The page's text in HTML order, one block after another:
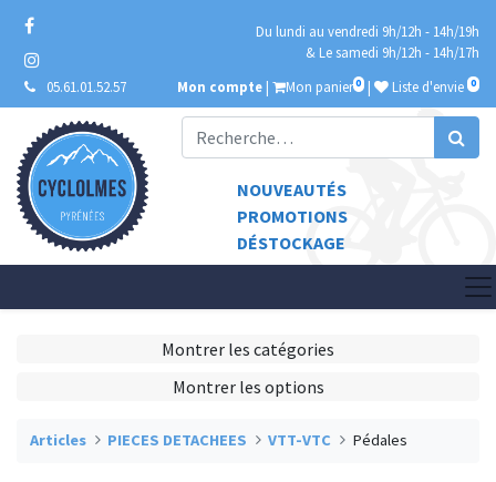
Du lundi au vendredi 9h/12h - 14h/19h
& Le samedi 9h/12h - 14h/17h
05.61.01.52.57
Mon compte | Mon panier 0 | Liste d'envie 0
NOUVEAUTÉS
PROMOTIONS
DÉSTOCKAGE
Montrer les catégories
Montrer les options
Articles PIECES DETACHEES VTT-VTC Pédales